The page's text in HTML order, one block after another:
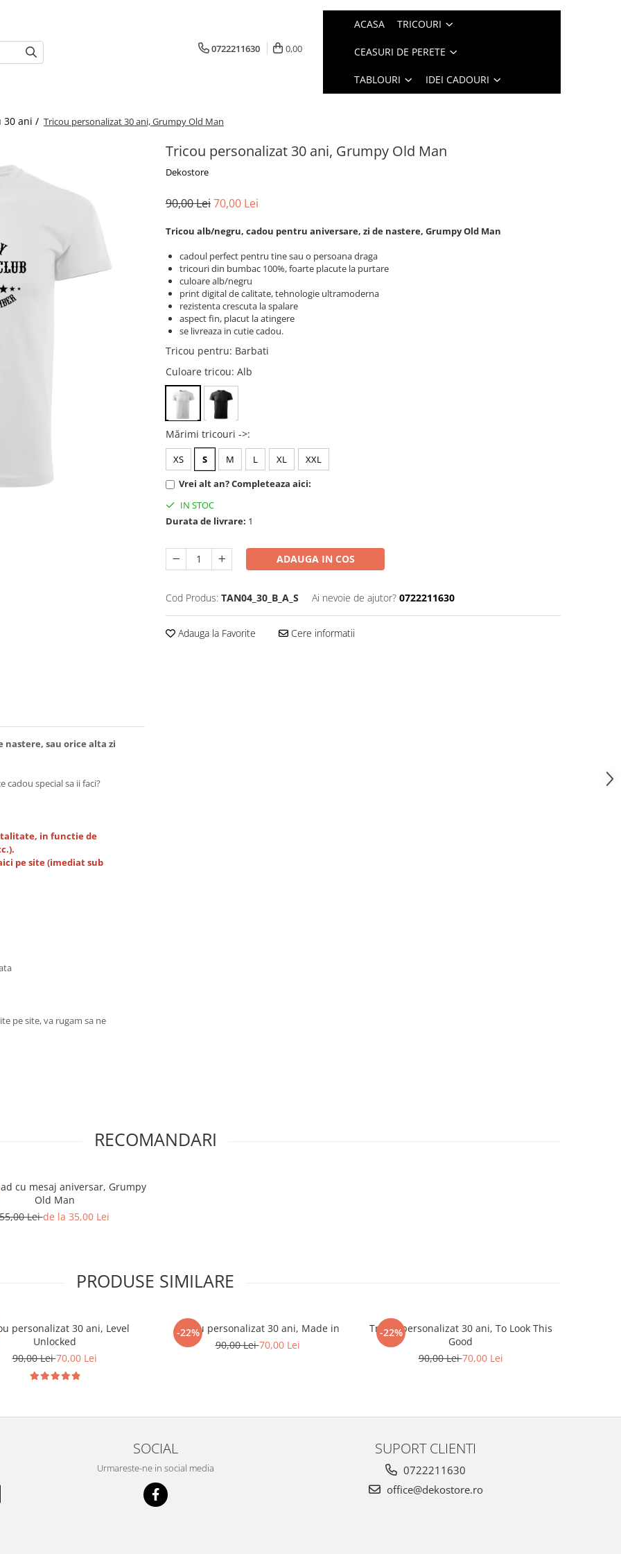
0722211630 0,00
ACASA TRICOURI
CEASURI DE PERETE
TABLOURI IDEI CADOURI
30 ani / Tricou personalizat 30 ani, Grumpy Old Man
Tricou personalizat 30 ani, Grumpy Old Man
Dekostore
90,00 Lei70,00 Lei
Tricou alb/negru, cadou pentru aniversare, zi de nastere, Grumpy Old Man
cadoul perfect pentru tine sau o persoana draga
tricouri din bumbac 100%, foarte placute la purtare
culoare alb/negru
print digital de calitate, tehnologie ultramoderna
rezistenta crescuta la spalare
aspect fin, placut la atingere
se livreaza in cutie cadou.
Tricou pentru: Barbati
Culoare tricou: Alb
Mărimi tricouri ->:
XS S M L XL
XXL
Vrei alt an? Completeaza aici:
IN STOC
Durata de livrare: 1
ADAUGA IN COS
Cod Produs: TAN04_30_B_A_S Ai nevoie de ajutor? 0722211630
Adauga la Favorite Cere informatii
nastere, sau orice alta zi
cadou special sa ii faci?
in functie de
pe site (imediat sub
pe site, va rugam sa ne
RECOMANDARI
cu mesaj aniversar, Grumpy
Old Man
55,00 Leide la 35,00 Lei
PRODUSE SIMILARE
personalizat 30 ani, Level
Unlocked
90,00 Lei70,00 Lei
-22%
Tricou personalizat 30 ani, Made in
90,00 Lei70,00 Lei
-22%
Tricou personalizat 30 ani, To Look This
Good
90,00 Lei70,00 Lei
SOCIAL
Urmareste-ne in social media
SUPORT CLIENTI
0722211630
office@dekostore.ro